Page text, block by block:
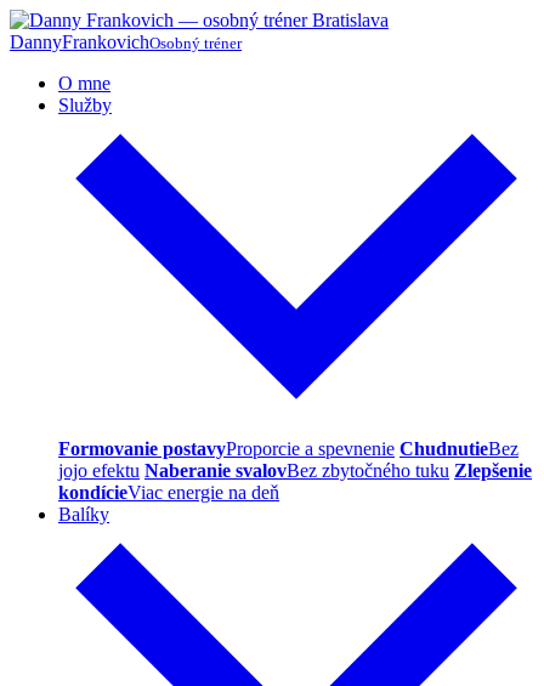
DannyFrankovichOsobný tréner
O mne
Služby
Formovanie postavyProporcie a spevnenie ChudnutieBez
jojo efektu Naberanie svalovBez zbytočného tuku Zlepšenie
kondícieViac energie na deň
Balíky